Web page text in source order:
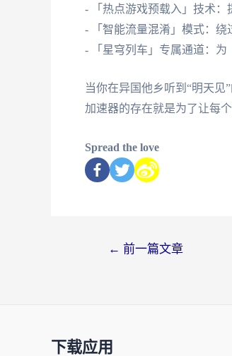
- 「热点游戏预载入」技术：
- 「智能流量混淆」模式：绕
- 「星穹列车」专属通道：
当你在异国他乡听到“明天
加速器的存在就是为了让每
Spread the love
← 前一篇文章
下载应用